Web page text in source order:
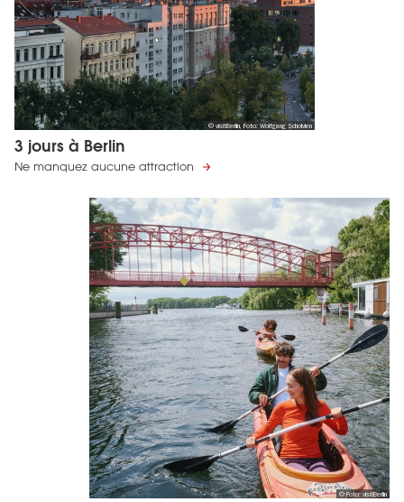
© visitBerlin, Foto: Wolfgang Scholvien
3 jours à Berlin
Ne manquez aucune attraction
© Foto: visitBerlin